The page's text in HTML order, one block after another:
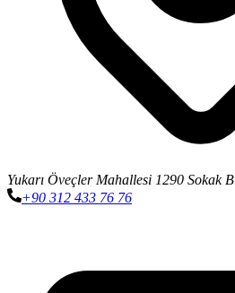
Yukarı Öveçler Mahallesi 1290 Sokak
+90 312 433 76 76